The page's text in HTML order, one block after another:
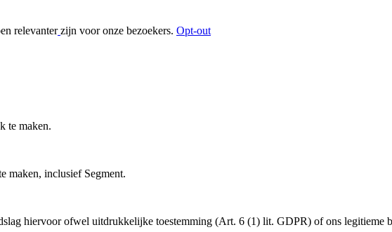
relevanter zijn voor onze bezoekers. Opt-out
te maken.
maken, inclusief Segment.
hiervoor ofwel uitdrukkelijke toestemming (Art. 6 (1) lit. GDPR) of ons legitieme